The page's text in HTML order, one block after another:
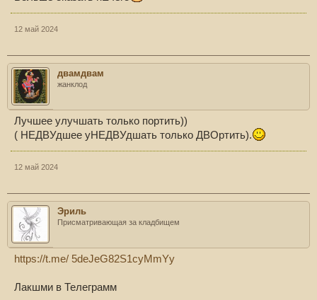
12 май 2024
двамдвам
жанклод
Лучшее улучшать только портить))
( НЕДВУдшее уНЕДВУдшать только ДВОртить).
12 май 2024
Эриль
Присматривающая за кладбищем
https://t.me/ 5deJeG82S1cyMmYy
Лакшми в Телеграмм